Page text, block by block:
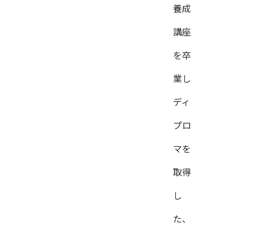
養成
講座
を卒
業し
ディ
プロ
マを
取得
し
た、